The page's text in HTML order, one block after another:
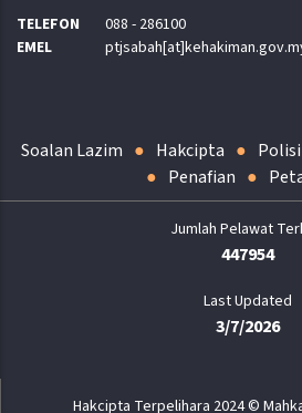
TELEFON
088 - 286100
EMEL
Soalan Lazim Hakcipta
Penafian
447954
Last Updated
3/7/2026
Hakcipta Terpelihara 2024 ©